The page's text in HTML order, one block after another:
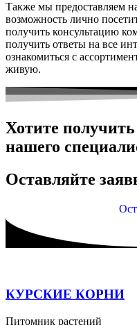
Также мы предоставляем
возможность лично
получить консультацию
получить ответы на все
ознакомиться с
живую.
Хотите
нашего
Оставляйте
КУРСКИЕ КОРНИ
Питомник растений